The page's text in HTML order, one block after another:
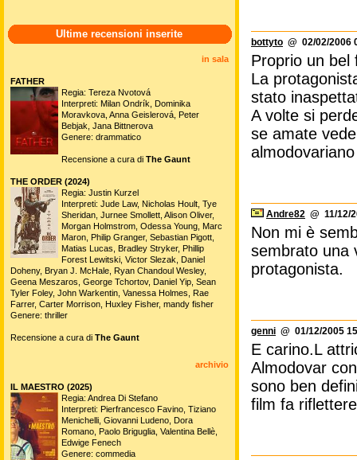
bottyto @ 02/02/2006
Proprio un bel
La
stato
A volte si
se amate
Andre82 @ 11/12/
Non mi è
sembrato una
protagonista.
genni @ 01/12/2005
E carino.L
Almodovar
sono ben
film fa
Ultime recensioni inserite
in sala
FATHER
Regia: Tereza Nvotová
Interpreti: Milan Ondrík, Dominika
Moravkova, Anna Geislerová, Peter
Bebjak, Jana Bittnerova
Genere: drammatico
Recensione a cura di The Gaunt
THE ORDER (2024)
Regia: Justin Kurzel
Interpreti: Jude Law, Nicholas Hoult, Tye
Sheridan, Jurnee Smollett, Alison Oliver,
Morgan Holmstrom, Odessa Young, Marc
Maron, Philip Granger, Sebastian Pigott,
Matias Lucas, Bradley Stryker, Phillip
Forest Lewitski, Victor Slezak, Daniel
Doheny, Bryan J. McHale, Ryan Chandoul Wesley,
Geena Meszaros, George Tchortov, Daniel Yip, Sean
Tyler Foley, John Warkentin, Vanessa Holmes, Rae
Farrer, Carter Morrison, Huxley Fisher, mandy fisher
Genere: thriller
Recensione a cura di The Gaunt
archivio
IL MAESTRO (2025)
Regia: Andrea Di Stefano
Interpreti: Pierfrancesco Favino, Tiziano
Menichelli, Giovanni Ludeno, Dora
Romano, Paolo Briguglia, Valentina Bellè,
Edwige Fenech
Genere: commedia